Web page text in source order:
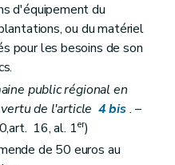
d'équipement du
ou du matériel
pour les besoins de son
public régional en
de l'article 4bis.–
16, al. 1er)
de 50 euros au